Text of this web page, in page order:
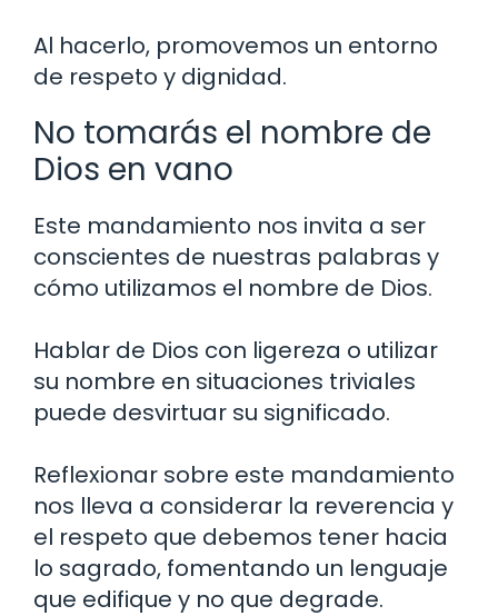
Al hacerlo, promovemos un entorno
de respeto y dignidad.
No tomarás el nombre de
Dios en vano
Este mandamiento nos invita a ser
conscientes de nuestras palabras y
cómo utilizamos el nombre de Dios.
Hablar de Dios con ligereza o utilizar
su nombre en situaciones triviales
puede desvirtuar su significado.
Reflexionar sobre este mandamiento
nos lleva a considerar la reverencia y
el respeto que debemos tener hacia
lo sagrado, fomentando un lenguaje
que edifique y no que degrade.